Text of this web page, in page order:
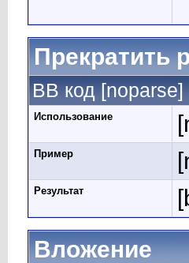
Прекратить
BB код [noparse]
Использование
Пример
Результат
Вложение